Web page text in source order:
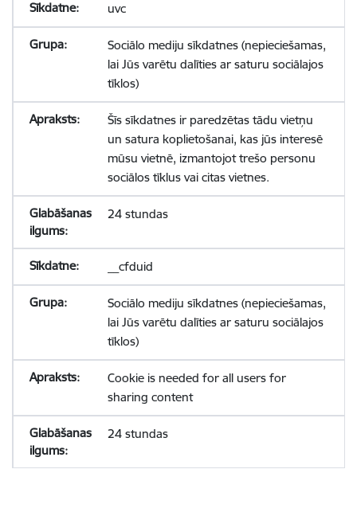
uvc
Sociālo mediju sīkdatnes (nepieciešamas,
lai Jūs varētu dalīties ar saturu sociālajos
tīklos)
Šīs sīkdatnes ir paredzētas tādu vietņu
un satura koplietošanai, kas jūs interesē
mūsu vietnē, izmantojot trešo personu
sociālos tīklus vai citas vietnes.
24 stundas
__cfduid
Sociālo mediju sīkdatnes (nepieciešamas,
lai Jūs varētu dalīties ar saturu sociālajos
tīklos)
Cookie is needed for all users for
sharing content
24 stundas